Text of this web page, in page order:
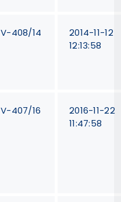
V-408/14
2014-11-12
12:13:58
V-407/16
2016-11-22
11:47:58